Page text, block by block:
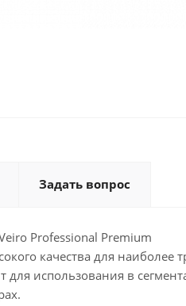
Задать вопрос
Professional Premium
качества для наиболее
использования в